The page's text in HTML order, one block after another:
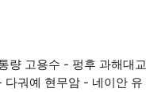
량 고용수 - 펑후 과해대교
궈예 현무암 - 네이안 유